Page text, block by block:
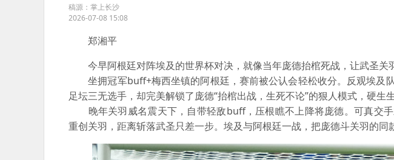
稿源：掌上长沙
2026-07-08 15:08
郑湘平
今早阿根廷对阵埃及的世界杯对决，就像当年庞德抬棺死战，让武圣关
坐拥冠军buff+梅西坐镇的阿根廷，赛前被公认会轻松收分。反观埃及
足坛三无选手，却完美解锁了庞德“抬棺出战，生死不论”的狠人模式，硬生
晚年关羽威名震天下，自带轻敌buff，压根瞧不上降将庞德。可真交
重创关羽，距离斩落武圣只差一步。埃及与阿根廷一战，把庞德斗关羽的同